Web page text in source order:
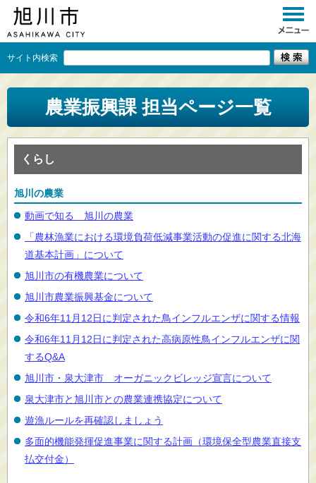
サイト内検索
くらし
イベント
観光
事業者向け
施設一覧
市政情報
農業振興課 担当ページ一覧
くらし
旭川の農業
動画で知る 旭川の農業
「農林漁業における環境負荷低減事業活動の促進に関する北海
道基本計画」について
旭川市の有機農業について
旭川市農業振興基金について
令和6年11月12日に判定された鳥インフルエンザに関する情報
令和6年11月12日に判定された高病原性鳥インフルエンザに関
するQ&A
旭川市・泉大津市 オーガニックビレッジ宣言について
泉大津市と旭川市との農業連携協定について
遊漁ルールを再確認しましょう
多面的機能発揮促進事業に関する計画（環境保全型農業直接支
払交付金）